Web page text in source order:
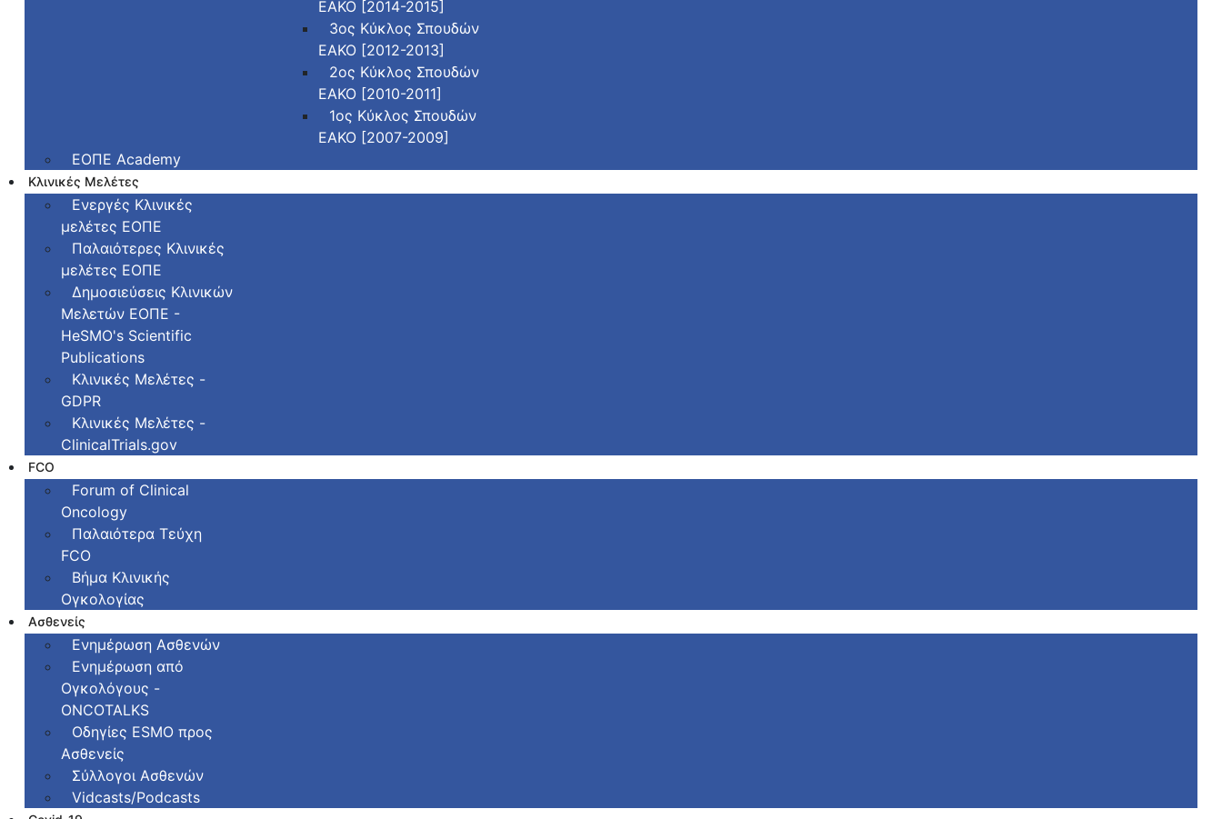
ΕΑΚΟ [2014-2015]
3ος Κύκλος Σπουδών
ΕΑΚΟ [2012-2013]
2ος Κύκλος Σπουδών
ΕΑΚΟ [2010-2011]
1ος Κύκλος Σπουδών
ΕΑΚΟ [2007-2009]
ΕΟΠΕ Academy
Κλινικές Μελέτες
Ενεργές Κλινικές
μελέτες ΕΟΠΕ
Παλαιότερες Κλινικές
μελέτες ΕΟΠΕ
Δημοσιεύσεις Κλινικών
Μελετών ΕΟΠΕ -
HeSMO's Scientific
Publications
Κλινικές Μελέτες -
GDPR
Κλινικές Μελέτες -
ClinicalTrials.gov
FCO
Fοrum of Clinical
Oncology
Παλαιότερα Τεύχη
FCO
Βήμα Κλινικής
Ογκολογίας
Ασθενείς
Ενημέρωση Ασθενών
Ενημέρωση από
Ογκολόγους -
ONCOTALKS
Οδηγίες ESMO προς
Ασθενείς
Σύλλογοι Ασθενών
Vidcasts/Podcasts